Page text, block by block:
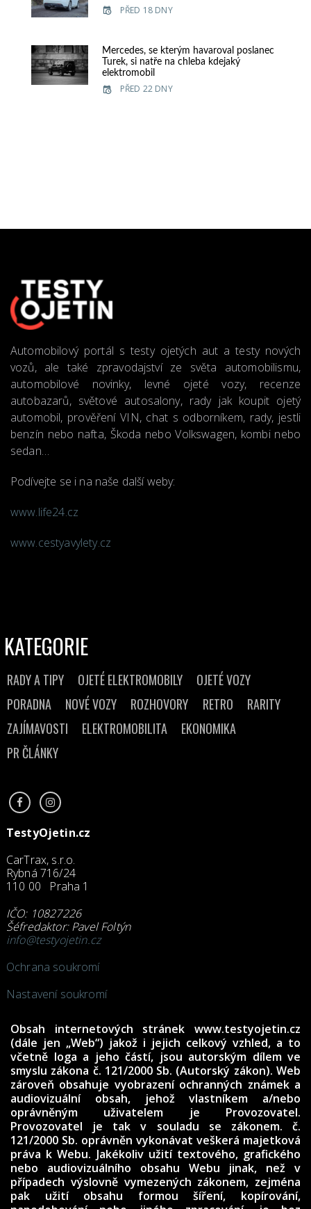
PŘED 18 DNY
Mercedes, se kterým havaroval poslanec
Turek, si natře na chleba kdejaký
elektromobil
PŘED 22 DNY
Automobilový portál s testy ojetých aut a testy nových
vozů, ale také zpravodajství ze světa automobilismu,
automobilové novinky, levné ojeté vozy, recenze
autobazarů, světové autosalony, rady jak koupit ojetý
automobil, prověření VIN, chat s odborníkem, rady, jestli
benzín nebo nafta, Škoda nebo Volkswagen, kombi nebo
sedan…
Podívejte se i na naše další weby:
www.life24.cz
www.cestyavylety.cz
KATEGORIE
RADY A TIPY OJETÉ ELEKTROMOBILY
OJETÉ VOZY
PORADNA
NOVÉ VOZY ROZHOVORY RETRO
RARITY
ZAJÍMAVOSTI
ELEKTROMOBILITA
EKONOMIKA
PR ČLÁNKY
TestyOjetin.cz
CarTrax, s.r.o.
Rybná 716/24
110 00 Praha 1
IČO: 10827226
Šéfredaktor: Pavel Foltýn
info@testyojetin.cz
Ochrana soukromí
Nastavení soukromí
Obsah internetových stránek www.testyojetin.cz
(dále jen „Web“) jakož i jejich celkový vzhled, a to
včetně loga a jeho částí, jsou autorským dílem ve
smyslu zákona č. 121/2000 Sb. (Autorský zákon). Web
zároveň obsahuje vyobrazení ochranných známek a
audiovizuální obsah, jehož vlastníkem a/nebo
oprávněným uživatelem je Provozovatel.
Provozovatel je tak v souladu se zákonem. č.
121/2000 Sb. oprávněn vykonávat veškerá majetková
práva k Webu. Jakékoliv užití textového, grafického
nebo audiovizuálního obsahu Webu jinak, než v
případech výslovně vymezených zákonem, zejména
pak užití obsahu formou šíření, kopírování,